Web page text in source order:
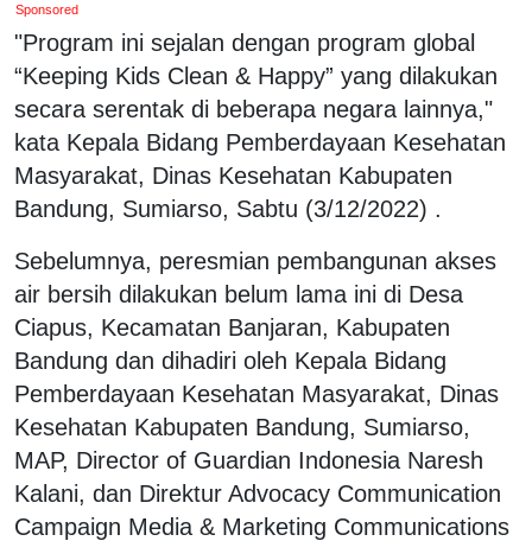
Sponsored
"Program ini sejalan dengan program global
“Keeping Kids Clean & Happy” yang dilakukan
secara serentak di beberapa negara lainnya,"
kata Kepala Bidang Pemberdayaan Kesehatan
Masyarakat, Dinas Kesehatan Kabupaten
Bandung, Sumiarso, Sabtu (3/12/2022) .
Sebelumnya, peresmian pembangunan akses
air bersih dilakukan belum lama ini di Desa
Ciapus, Kecamatan Banjaran, Kabupaten
Bandung dan dihadiri oleh Kepala Bidang
Pemberdayaan Kesehatan Masyarakat, Dinas
Kesehatan Kabupaten Bandung, Sumiarso,
MAP, Director of Guardian Indonesia Naresh
Kalani, dan Direktur Advocacy Communication
Campaign Media & Marketing Communications